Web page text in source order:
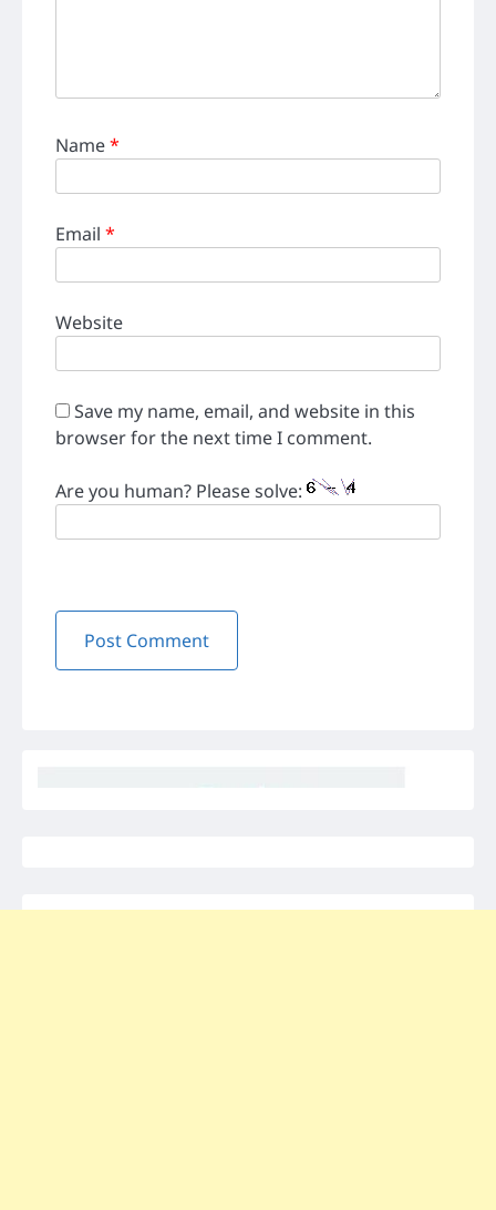
Name*
Email *
Website
Save my name, email, and website in this
browser for the next time I comment.
Are you human? Please solve: